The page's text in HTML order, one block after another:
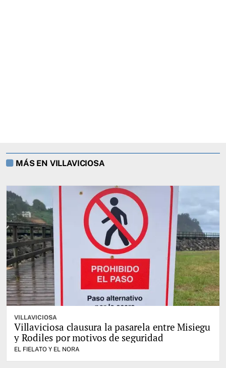
MÁS EN VILLAVICIOSA
VILLAVICIOSA
Villaviciosa clausura la pasarela entre Misiegu
y Rodiles por motivos de seguridad
EL FIELATO Y EL NORA